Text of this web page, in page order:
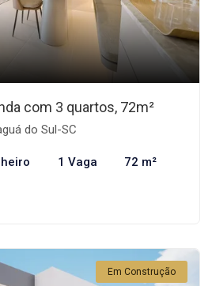
com 3 quartos, 72m²
do Sul-SC
1 Vaga 72 m²
Em Construção